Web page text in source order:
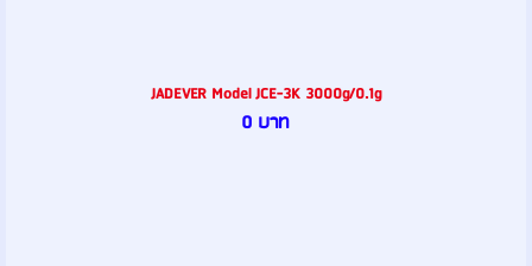
JADEVER Model JCE-3K 3000g/0.1g
0 บาท